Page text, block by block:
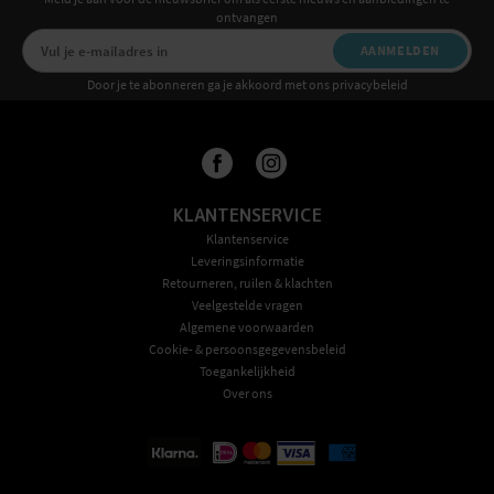
ontvangen
AANMELDEN
Door je te abonneren ga je akkoord met ons privacybeleid
KLANTENSERVICE
Klantenservice
Leveringsinformatie
Retourneren, ruilen & klachten
Veelgestelde vragen
Algemene voorwaarden
Cookie- & persoonsgegevensbeleid
Toegankelijkheid
Over ons